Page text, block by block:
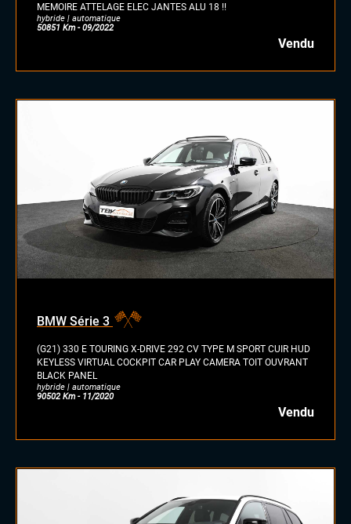
MEMOIRE ATTELAGE ELEC JANTES ALU 18 !!
hybride | automatique
50851 Km - 09/2022
Vendu
BMW Série 3
(G21) 330 E TOURING X-DRIVE 292 CV TYPE M SPORT CUIR HUD
KEYLESS VIRTUAL COCKPIT CAR PLAY CAMERA TOIT OUVRANT
BLACK PANEL
hybride | automatique
90502 Km - 11/2020
Vendu